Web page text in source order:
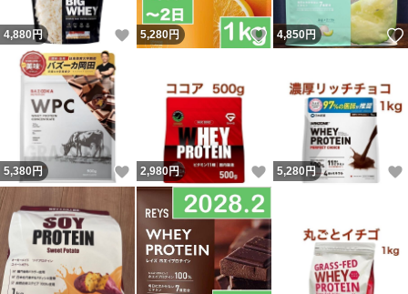
4,880 円 いいね！
5,280円 いいね！
4,850円
5,380円 いいね！
2,980円 いいね！
5,280円